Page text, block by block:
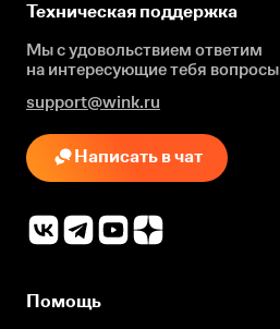
Техническая поддержка
Мы с удовольствием ответим
на интересующиетебя вопросы
support@wink.ru
Написать в чат
Помощь